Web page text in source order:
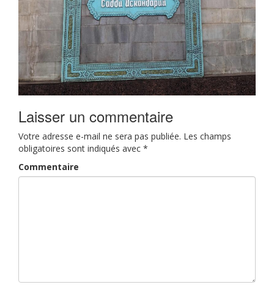
Laisser un commentaire
Votre adresse e-mail ne sera pas publiée. Les champs
obligatoires sont indiqués avec *
Commentaire